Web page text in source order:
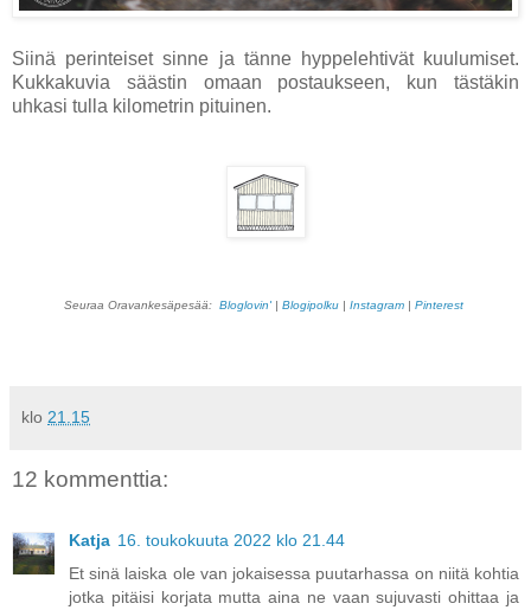
Siinä perinteiset sinne ja tänne hyppelehtivät kuulumiset.
Kukkakuvia säästin omaan postaukseen, kun tästäkin
uhkasi tulla kilometrin pituinen.
Seuraa Oravankesäpesää: Bloglovin' | Blogipolku | Instagram | Pinterest
klo 21.15
12 kommenttia:
Katja 16. toukokuuta 2022 klo 21.44
Et sinä laiska ole van jokaisessa puutarhassa on niitä kohtia
jotka pitäisi korjata mutta aina ne vaan sujuvasti ohittaa ja